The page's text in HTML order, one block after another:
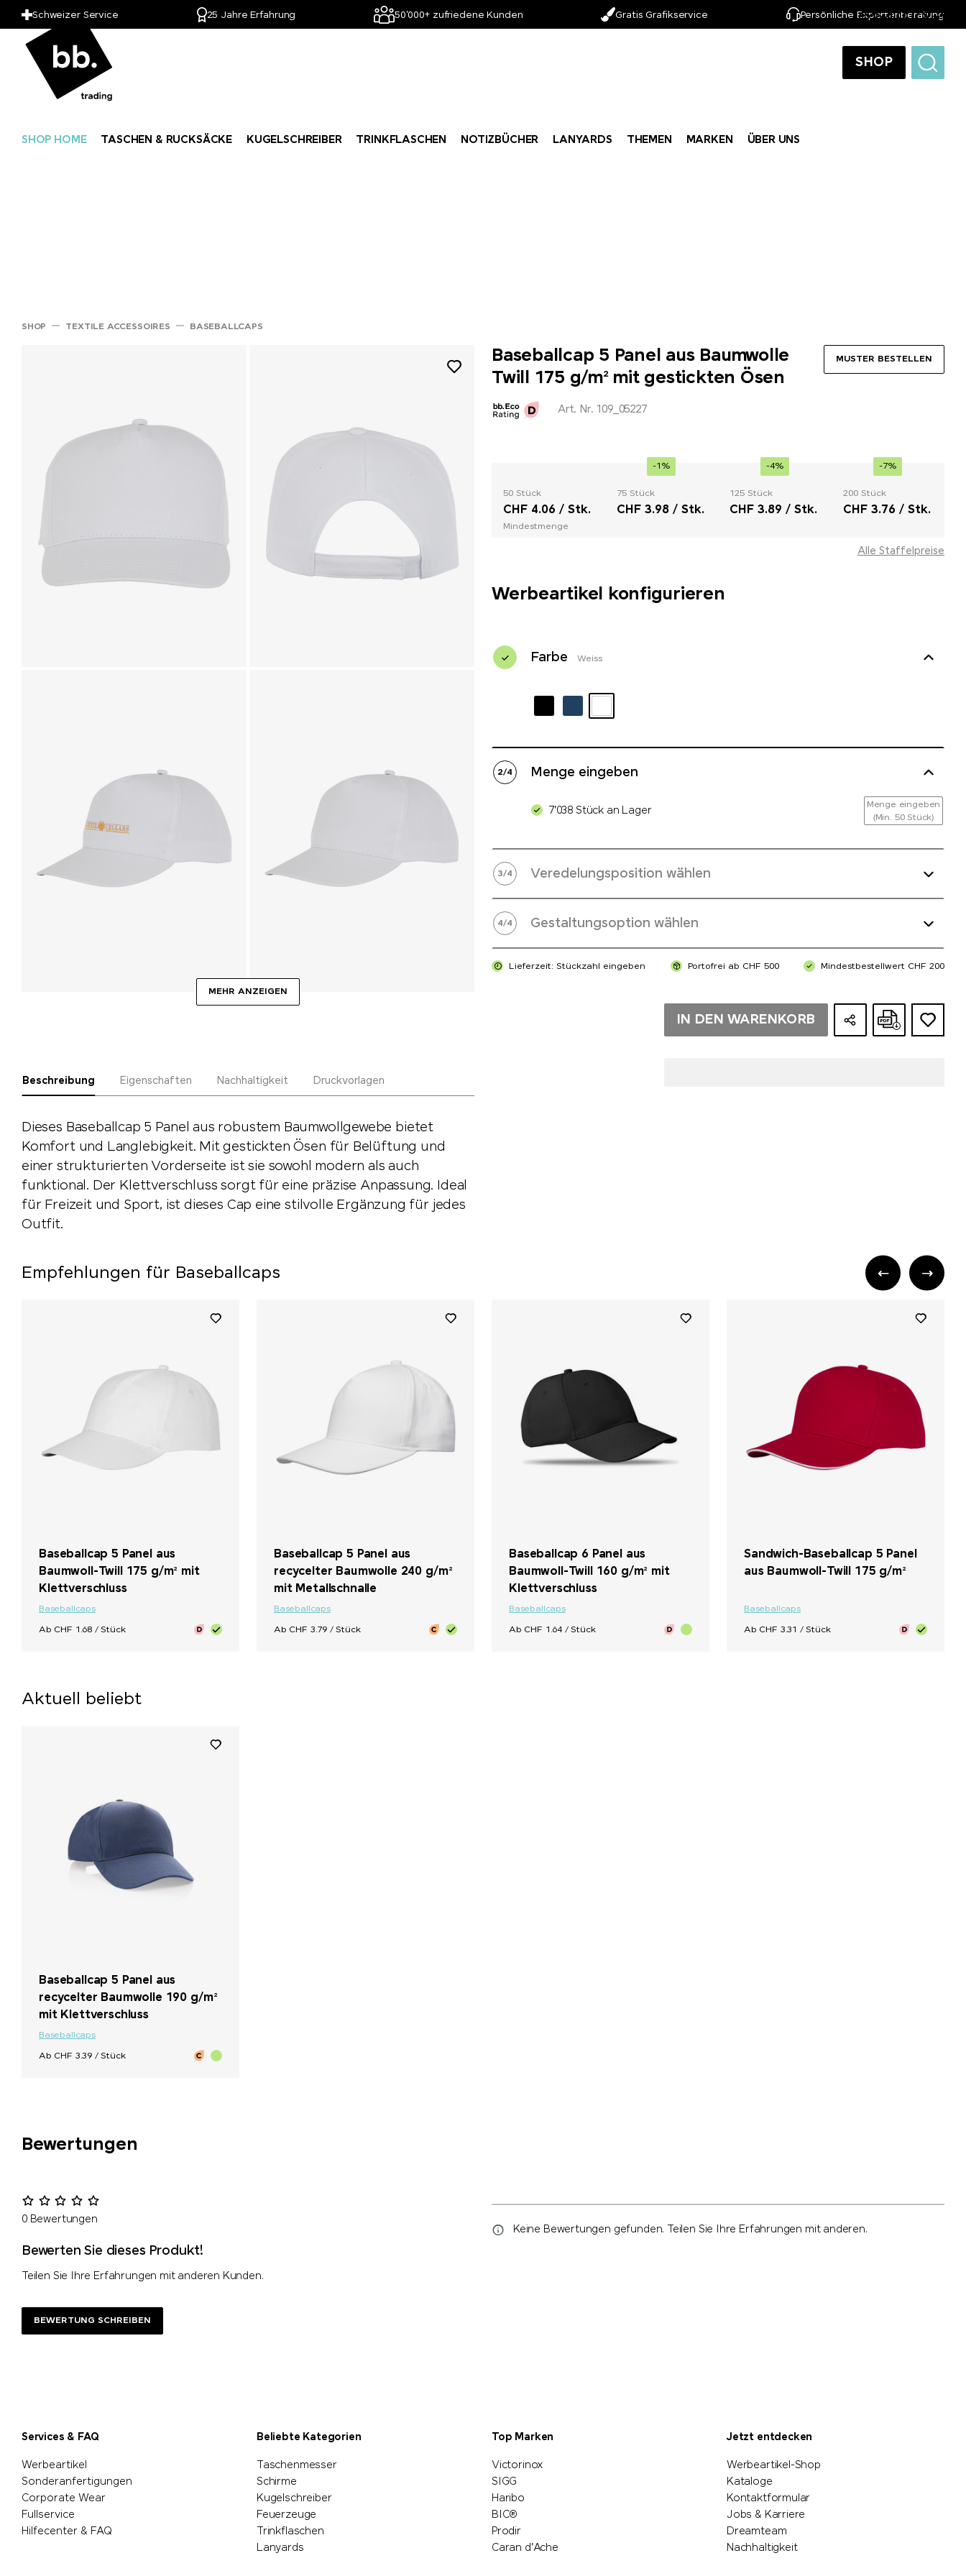
Schweizer Service 25 Jahre Erfahrung 50'000+ zufriedene Kunden Gratis Grafikservice Persönliche Expertenberatung
DE
SHOP
SHOP HOME TASCHEN & RUCKSÄCKE KUGELSCHREIBER TRINKFLASCHEN NOTIZBÜCHER LANYARDS THEMEN MARKEN ÜBER UNS
SHOP TEXTILE ACCESSOIRES BASEBALLCAPS
MEHR ANZEIGEN
Beschreibung Eigenschaften Nachhaltigkeit Druckvorlagen
Dieses Baseballcap 5 Panel aus robustem Baumwollgewebe bietet
Komfort und Langlebigkeit. Mit gestickten Ösen für Belüftung und
einer strukturierten Vorderseite ist sie sowohl modern als auch
funktional. Der Klettverschluss sorgt für eine präzise Anpassung. Ideal
für Freizeit und Sport, ist dieses Cap eine stilvolle Ergänzung für jedes
Outfit.
Baseballcap 5 Panel aus Baumwolle
Twill 175 g/m² mit gestickten Ösen
MUSTER BESTELLEN
Art. Nr. 109_05227
50 Stück
CHF 4.06 / Stk.
Mindestmenge
-1%
75 Stück
CHF 3.98 / Stk.
-4%
125 Stück
CHF 3.89 / Stk.
-7%
200 Stück
CHF 3.76 / Stk.
Alle Staffelpreise
Werbeartikel konfigurieren
Farbe Weiss
2/4 Menge eingeben
7'038 Stück an Lager
Menge eingeben
(Min. 50 Stück)
3/4 Veredelungsposition wählen
4/4 Gestaltungsoption wählen
Lieferzeit: Stückzahl eingeben Portofrei ab CHF 500 Mindestbestellwert CHF 200
IN DEN WARENKORB
Empfehlungen für Baseballcaps
Baseballcap 5 Panel aus
Baumwoll-Twill 175 g/m² mit
Klettverschluss
Baseballcaps
Ab CHF 1.68 / Stück
Baseballcap 5 Panel aus
recycelter Baumwolle 240 g/m²
mit Metallschnalle
Baseballcaps
Ab CHF 3.79 / Stück
Baseballcap 6 Panel aus
Baumwoll-Twill 160 g/m² mit
Klettverschluss
Baseballcaps
Ab CHF 1.64 / Stück
Sandwich-Baseballcap 5 Panel
aus Baumwoll-Twill 175 g/m²
Baseballcaps
Ab CHF 3.31 / Stück
Aktuell beliebt
Baseballcap 5 Panel aus
recycelter Baumwolle 190 g/m²
mit Klettverschluss
Baseballcaps
Ab CHF 3.39 / Stück
Bewertungen
0 Bewertungen
Bewerten Sie dieses Produkt!
Teilen Sie Ihre Erfahrungen mit anderen Kunden.
BEWERTUNG SCHREIBEN
Keine Bewertungen gefunden. Teilen Sie Ihre Erfahrungen mit anderen.
Services & FAQ
Werbeartikel
Sonderanfertigungen
Corporate Wear
Fullservice
Hilfecenter & FAQ
Beliebte Kategorien
Taschenmesser
Schirme
Kugelschreiber
Feuerzeuge
Trinkflaschen
Lanyards
Top Marken
Victorinox
SIGG
Haribo
BIC®
Prodir
Caran d'Ache
Jetzt entdecken
Werbeartikel-Shop
Kataloge
Kontaktformular
Jobs & Karriere
Dreamteam
Nachhaltigkeit